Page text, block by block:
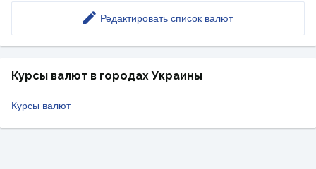
Редактировать список валют
Курсы валют в городах Украины
Курсы валют